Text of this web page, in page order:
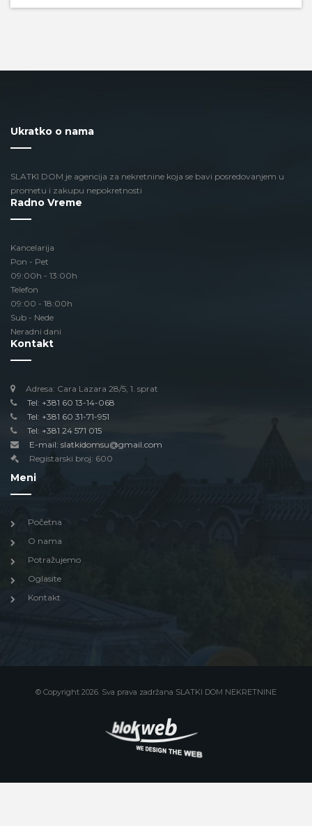
Ukratko o nama
SLATKI DOM je agencija za nekretnine koja se bavi posredovanjem u
prometu i zakupu nepokretnosti
Radno Vreme
Kancelarija
Pon - Pet
09:00h - 13:00h
Telefon
09:00 - 18:00h
Sub - Nede
Neradni dani
Kontakt
Adresa: Cara Lazara 28/5, 1. sprat
Tel: +381 60 13-14-068
Tel: +381 60 31-71-951
Tel: +381 24 571 015
E-mail: slatkidomsu@gmail.com
Registarski broj: 600
Meni
Početna
O nama
Potražujemo
Oglasite
Kontakt
© Copyright 2026. Sva prava zadržana SLATKI DOM NEKRETNINE